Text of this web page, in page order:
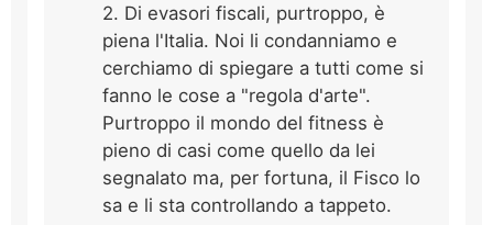
2. Di evasori fiscali, purtroppo, è
piena l'Italia. Noi li condanniamo e
cerchiamo di spiegare a tutti come si
fanno le cose a "regola d'arte".
Purtroppo il mondo del fitness è
pieno di casi come quello da lei
segnalato ma, per fortuna, il Fisco lo
sa e li sta controllando a tappeto.